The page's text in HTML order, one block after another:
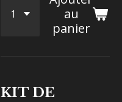
au
panier
KIT DE